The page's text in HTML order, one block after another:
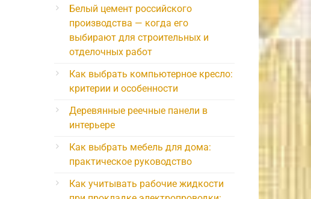
Белый цемент российского
производства — когда его
выбирают для строительных и
отделочных работ
Как выбрать компьютерное кресло:
критерии и особенности
Деревянные реечные панели в
интерьере
Как выбрать мебель для дома:
практическое руководство
Как учитывать рабочие жидкости